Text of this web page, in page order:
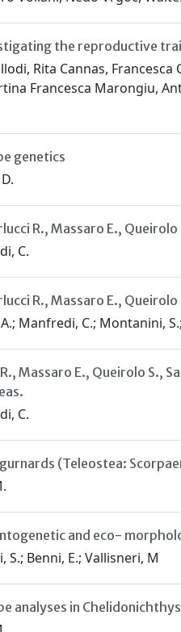
the reproductive
Rita Cannas,
Francesca Marongiu,
genetics
R., Massaro E., Queirolo
C.
R., Massaro E., Queirolo
Manfredi, C.; Montanini,
Massaro E., Queirolo S.,
C.
(Teleostea:
and eco-
Benni, E.; Vallisneri, M
in